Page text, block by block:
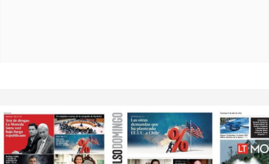
Opens in new window Opens in